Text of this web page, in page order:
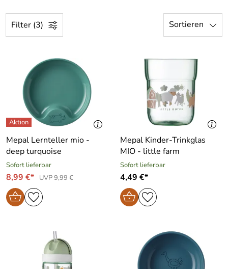
Filter (3) Sortieren
Mepal Lernteller mio -
deep turquoise
Sofort lieferbar
8,99 €* UVP 9,99 €
Mepal Kinder-Trinkglas
MIO - little farm
Sofort lieferbar
4,49 €*